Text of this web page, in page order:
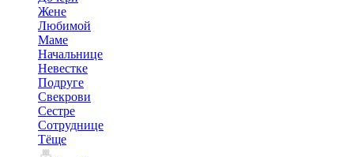
Жене
Любимой
Маме
Начальнице
Невестке
Подруге
Свекрови
Сестре
Сотруднице
Тёще